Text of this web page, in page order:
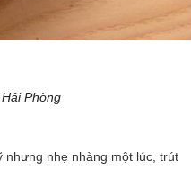
Phòng
nhẹ nhàng một lúc, trút